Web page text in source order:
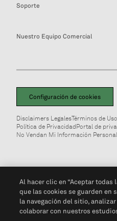
Soporte
Nuestro Equipo Comercial
Configuración de cookies
Disclaimers LegalesTérminos de Uso
Política de PrivacidadPortal de
No Vendan Mi Información Personal
Al hacer clic en “Aceptar todas
que las cookies se guarden en
la navegación del sitio,
colaborar con nuestros